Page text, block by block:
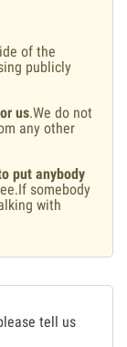
of the
publicly
us.We do not
any other
put anybody
somebody
with
tell us